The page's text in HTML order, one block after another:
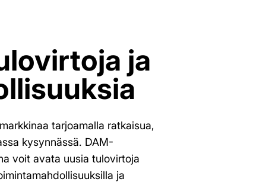
ja
tarjoamalla ratkaisua,
kysynnässä. DAM-
voit avata uusia tulovirtoja
ja